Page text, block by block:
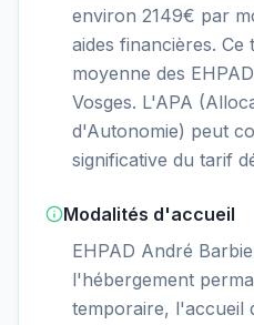
environ 2149€ par
aides financières. Ce
moyenne des
Vosges. L'APA
d'Autonomie) peut
significative du tarif
Modalités d'accueil
EHPAD André
l'hébergement
temporaire, l'accueil